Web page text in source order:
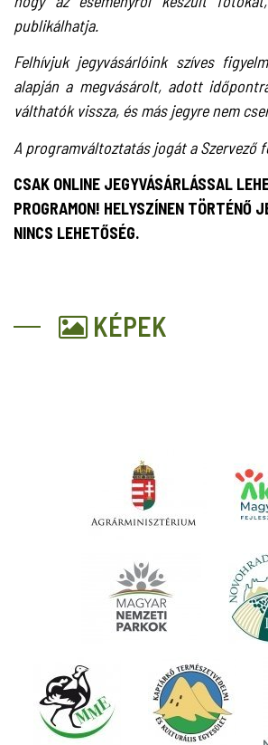
publikálhatja.
Felhívjuk jegyvásárlóink szíves
alapján a megvásárolt, adott
válthatók vissza, és más jegyre nem
A programváltoztatás jogát a Szervező
CSAK ONLINE JEGYVÁSÁRLÁSSAL
PROGRAMON! HELYSZÍNEN TÖRTÉNŐ
NINCS LEHETŐSÉG.
KÉPEK